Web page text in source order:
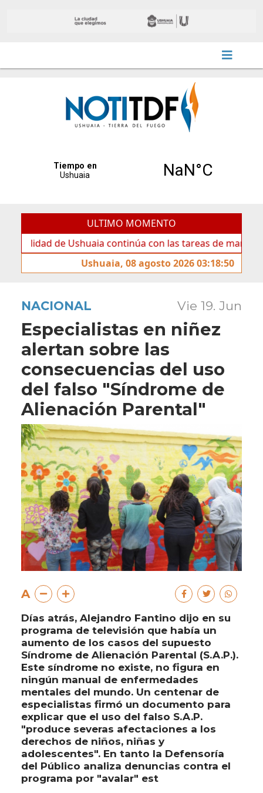
ULTIMO MOMENTO
Ushuaia continúa con las tareas de mantenimiento y
Ushuaia, 08 agosto 2026 03:18:50
NACIONAL Vie 19. Jun
Especialistas en niñez
alertan sobre las
consecuencias del uso
del falso "Síndrome de
Alienación Parental"
A
Días atrás, Alejandro Fantino dijo en su
programa de televisión que había un
aumento de los casos del supuesto
Síndrome de Alienación Parental (S.A.P.).
Este síndrome no existe, no figura en
ningún manual de enfermedades
mentales del mundo. Un centenar de
especialistas firmó un documento para
explicar que el uso del falso S.A.P.
"produce severas afectaciones a los
derechos de niños, niñas y
adolescentes". En tanto la Defensoría
del Público analiza denuncias contra el
programa por "avalar" est